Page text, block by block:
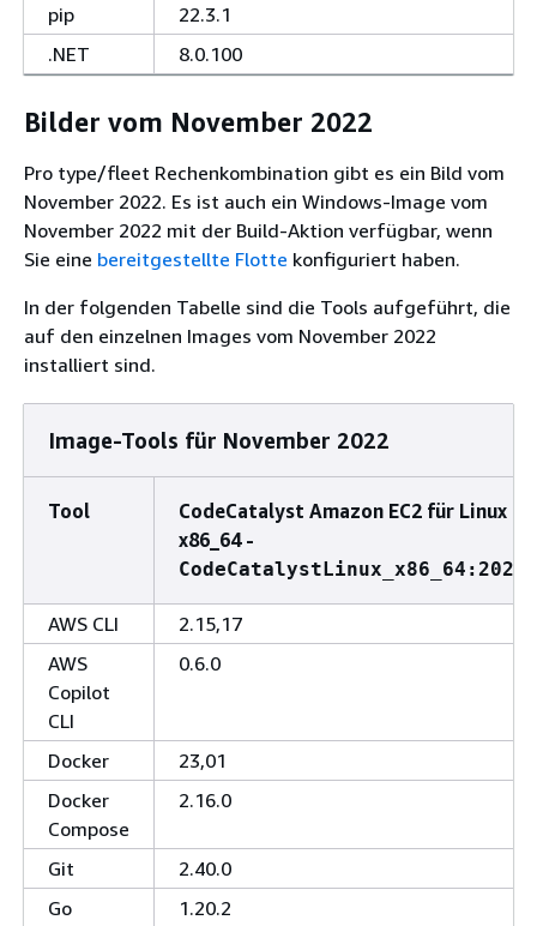
pip
22.3.1
.NET
8.0.100
Bilder vom November 2022
Pro type/fleet Rechenkombination gibt es ein Bild vom
November 2022. Es ist auch ein Windows-Image vom
November 2022 mit der Build-Aktion verfügbar, wenn
Sie eine bereitgestellte Flotte konfiguriert haben.
In der folgenden Tabelle sind die Tools aufgeführt, die
auf den einzelnen Images vom November 2022
installiert sind.
Image-Tools für November 2022
Tool
CodeCatalyst Amazon EC2 für Linux
x86_64 -
AWS CLI
2.15,17
AWS
Copilot
CLI
0.6.0
Docker
23,01
Docker
Compose
2.16.0
Git
2.40.0
Go
1.20.2